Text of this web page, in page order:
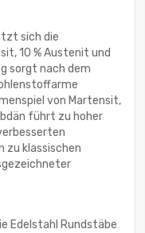
sich die
10 % Austenit und
sorgt nach dem
von Martensit,
führt zu hoher
zu klassischen
Edelstahl Rundstäbe